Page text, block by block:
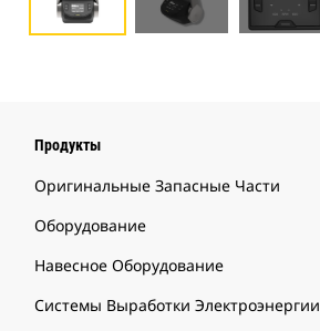
Продукты
Оригинальные Запасные Части
Оборудование
Навесное Оборудование
Системы Выработки Электроэнергии